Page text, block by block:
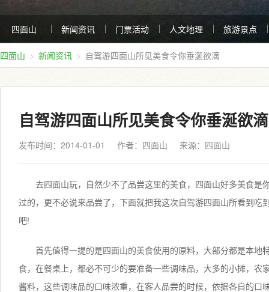
四面山 新闻资讯 门票活动 人文地理 旅游景点
四面山 新闻资讯 自驾游四面山所见美食令你垂涎欲滴
自驾游四面山所见美食令你垂涎欲滴
发布时间：2014-01-01 作者：四面山 来源： 四面山
去四面山玩，自然少不了品尝这里的美食，四面山好多美食是
过的，更不必说来品尝了，下面就把我这次自驾游四面山所看到吃
吧!
首先值得一提的是四面山的美食使用的原料，大部分都是本地
食，在餐桌上，都必不可少的要准备一些调味品，大多的小摊，农
酱料，这些调味品的口味浓重，在客人品尝的时候，依据各自的口